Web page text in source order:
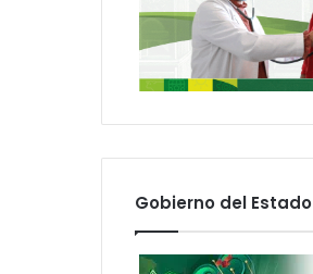
Gobierno del Estado